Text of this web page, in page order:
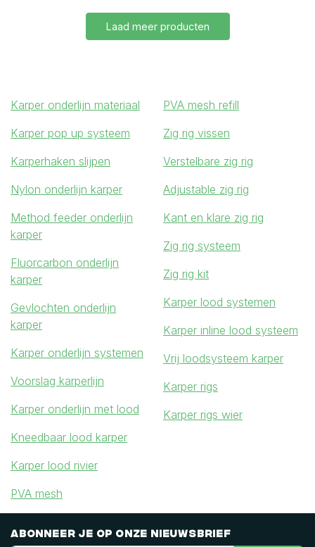
Laad meer producten
Karper onderlijn materiaal
Karper pop up systeem
Karperhaken slijpen
Nylon onderlijn karper
Method feeder onderlijn
karper
Fluorcarbon onderlijn
karper
Gevlochten onderlijn
karper
Karper onderlijn systemen
Voorslag karperlijn
Karper onderlijn met lood
Kneedbaar lood karper
Karper lood rivier
PVA mesh
PVA mesh refill
Zig rig vissen
Verstelbare zig rig
Adjustable zig rig
Kant en klare zig rig
Zig rig systeem
Zig rig kit
Karper lood systemen
Karper inline lood systeem
Vrij loodsysteem karper
Karper rigs
Karper rigs wier
Abonneer je op onze nieuwsbrief